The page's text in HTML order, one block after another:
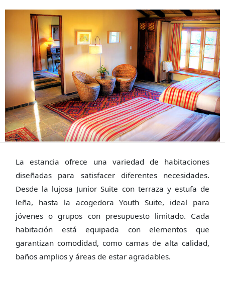
La estancia ofrece una variedad de habitaciones
diseñadas para satisfacer diferentes necesidades.
Desde la lujosa Junior Suite con terraza y estufa de
leña, hasta la acogedora Youth Suite, ideal para
jóvenes o grupos con presupuesto limitado. Cada
habitación está equipada con elementos que
garantizan comodidad, como camas de alta calidad,
baños amplios y áreas de estar agradables.